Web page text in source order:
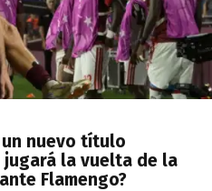
nuevo título
la vuelta de la
Flamengo?